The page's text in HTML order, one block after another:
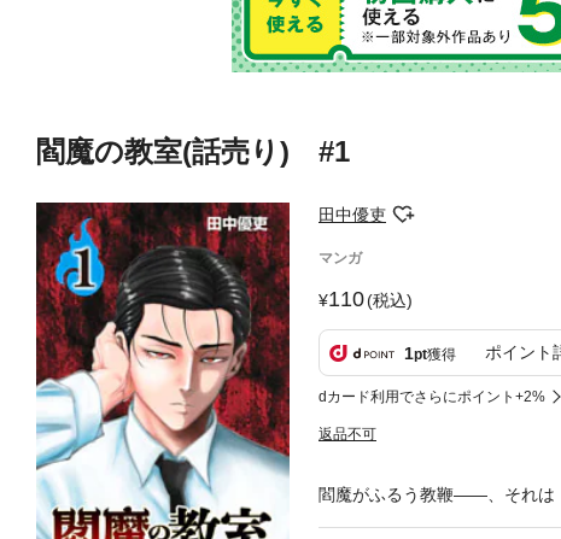
閻魔の教室(話売り) #1
田中優吏
マンガ
110(税込)
1pt獲得 ポイント
dカード利用でさらにポイント+2%
返品不可
閻魔がふるう教鞭――、それは